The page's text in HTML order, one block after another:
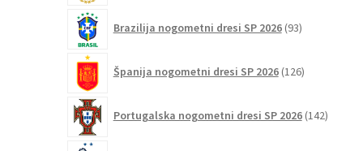
Brazilija nogometni dresi SP 2026 93izdelkov
Španija nogometni dresi SP 2026 126izdelkov
Portugalska nogometni dresi SP 2026 142